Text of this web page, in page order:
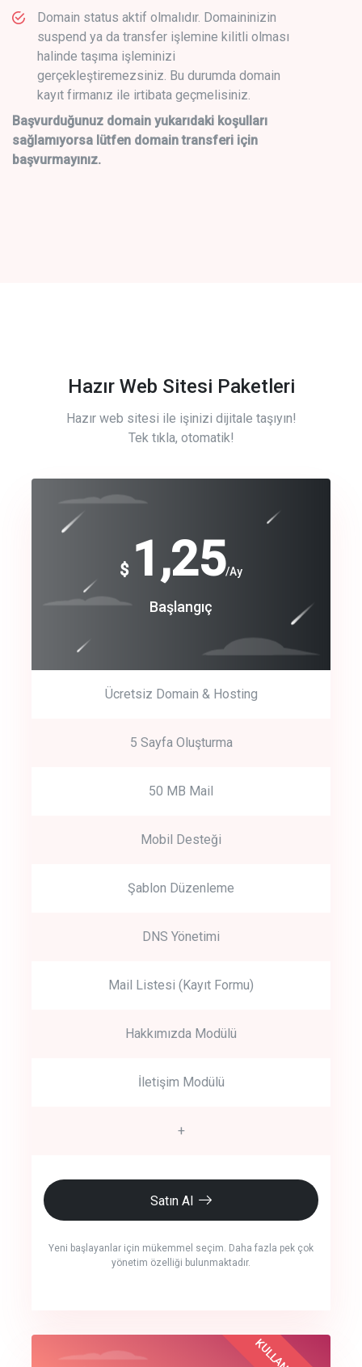
Domain status aktif olmalıdır. Domaininizin
suspend ya da transfer işlemine kilitli olması
halinde taşıma işleminizi
gerçekleştiremezsiniz. Bu durumda domain
kayıt firmanız ile irtibata geçmelisiniz.
Başvurduğunuz domain yukarıdaki koşulları
sağlamıyorsa lütfen domain transferi için
başvurmayınız.
Hazır Web Sitesi Paketleri
Hazır web sitesi ile işinizi dijitale taşıyın!
Tek tıkla, otomatik!
$ 1,25/Ay
Başlangıç
Ücretsiz Domain & Hosting
5 Sayfa Oluşturma
50 MB Mail
Mobil Desteği
Şablon Düzenleme
DNS Yönetimi
Mail Listesi (Kayıt Formu)
Hakkımızda Modülü
İletişim Modülü
+
Satın Al
Yeni başlayanlar için mükemmel seçim. Daha fazla pek çok
yönetim özelliği bulunmaktadır.
Free
Basic
crm auto cync